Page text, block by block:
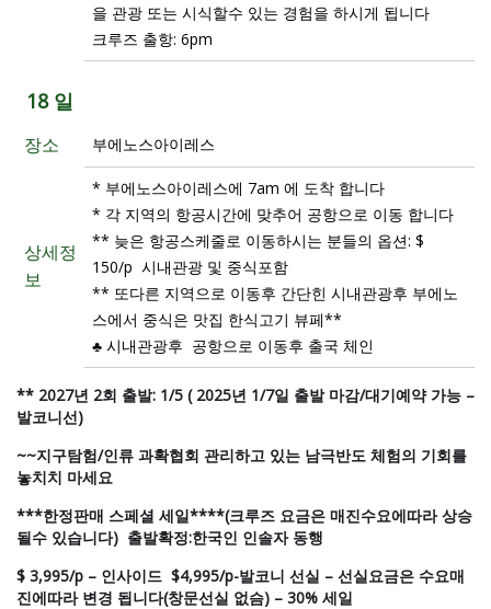
을 관광 또는 시식할수 있는 경험을 하시게 됩니다
크루즈 출항: 6pm
18 일
장소 부에노스아이레스
상세정
보
* 부에노스아이레스에 7am 에 도착 합니다
* 각 지역의 항공시간에 맞추어 공항으로 이동 합니다
** 늦은 항공스케줄로 이동하시는 분들의 옵션: $
150/p 시내관광 및 중식포함
** 또다른 지역으로 이동후 간단힌 시내관광후 부에노
스에서 중식은 맛집 한식고기 뷰페**
♣ 시내관광후 공항으로 이동후 출국 체인
** 2027년 2회 출발: 1/5 ( 2025년 1/7일 출발 마감/대기예약 가능 –
발코니선)
~~지구탐험/인류 과확협회 관리하고 있는 남극반도 체험의 기회를
놓치치 마세요
***한정판매 스페셜 세일****(크루즈 요금은 매진수요에따라 상승
될수 있습니다) 출발확정:한국인 인솔자 동행
$ 3,995/p – 인사이드 $4,995/p-발코니 선실 – 선실요금은 수요매
진에따라 변경 됩니다(창문선실 없슴) – 30% 세일